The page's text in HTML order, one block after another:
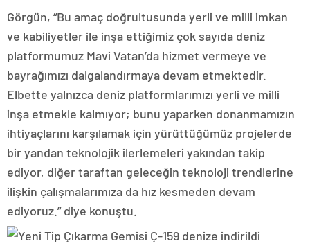
Görgün, “Bu amaç doğrultusunda yerli ve milli imkan
ve kabiliyetler ile inşa ettiğimiz çok sayıda deniz
platformumuz Mavi Vatan’da hizmet vermeye ve
bayrağımızı dalgalandırmaya devam etmektedir.
Elbette yalnızca deniz platformlarımızı yerli ve milli
inşa etmekle kalmıyor; bunu yaparken donanmamızın
ihtiyaçlarını karşılamak için yürüttüğümüz projelerde
bir yandan teknolojik ilerlemeleri yakından takip
ediyor, diğer taraftan geleceğin teknoloji trendlerine
ilişkin çalışmalarımıza da hız kesmeden devam
ediyoruz.” diye konuştu.